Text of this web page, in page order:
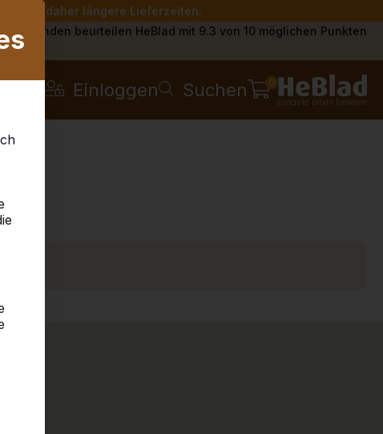
Sie daher längere Lieferzeiten.
Kunden beurteilen HeBlad mit 9.3 von 10 möglichen Punkten
Einloggen Suchen 0